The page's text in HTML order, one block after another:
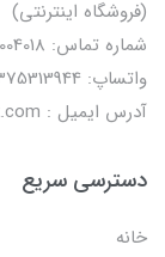
(فروشگاه اینترنتی)
شماره تماس: 09378004018
واتساپ: 09375313944 و 09378004018
آدرس ایمیل : info@miladbak.com
دسترسی سریع
خانه